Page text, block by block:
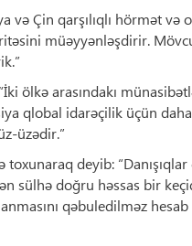
və Çin qarşılıqlı hörmət
müəyyənləşdirir.
ölkə arasındakı
qlobal idarəçilik üçün
üzədir.”
toxunaraq deyib:
sülhə doğru həssas bir
qəbuledilməz